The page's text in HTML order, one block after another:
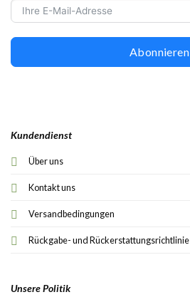
Kundendienst
Über uns
Kontakt uns
Versandbedingungen
Rückgabe- und Rückerstattungsrichtlinie
Unsere Politik
Abonnieren